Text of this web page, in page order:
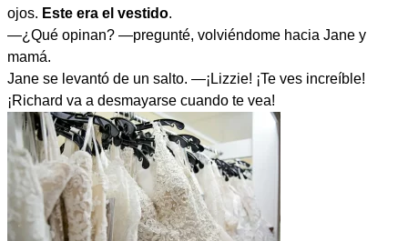
ojos. Este era el vestido.
—¿Qué opinan? —pregunté, volviéndome hacia Jane y
mamá.
Jane se levantó de un salto. —¡Lizzie! ¡Te ves increíble!
¡Richard va a desmayarse cuando te vea!